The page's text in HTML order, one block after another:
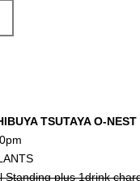
TSUTAYA O-NEST
Standing plus 1drink